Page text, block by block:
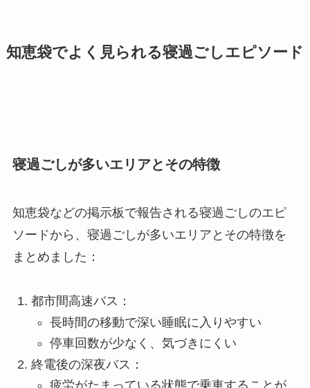
知恵袋でよく見られる寝過ごしエピソード
寝過ごしが多いエリアとその特徴
知恵袋などの掲示板で報告される寝過ごしのエピ
ソードから、寝過ごしが多いエリアとその特徴を
まとめました：
都市間高速バス：
長時間の移動で深い睡眠に入りやすい
停車回数が少なく、気づきにくい
終電後の深夜バス：